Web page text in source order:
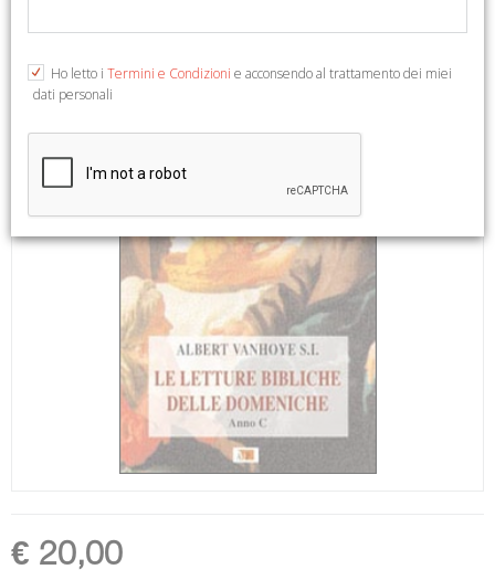
€ 20,00
Ho letto i Termini e Condizioni e acconsendo al trattamento dei miei
dati personali